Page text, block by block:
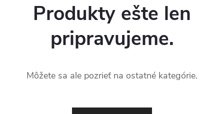
Produkty ešte len
pripravujeme.
Môžete sa ale pozrieť na ostatné kategórie.